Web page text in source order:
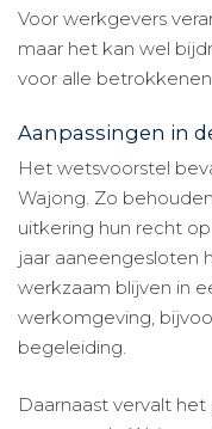
Voor werkgevers
maar het kan wel
voor alle betrokkenen.
Aanpassingen in
Het wetsvoorstel
Wajong. Zo
uitkering hun recht
jaar aaneengesloten
werkzaam blijven in
werkomgeving,
begeleiding.
Daarnaast vervalt